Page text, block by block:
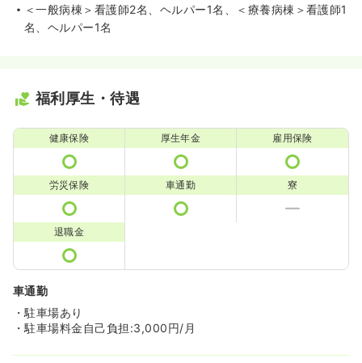
＜一般病棟＞看護師2名、ヘルパー1名、＜療養病棟＞看護師1
名、ヘルパー1名
福利厚生・待遇
健康保険 厚生年金 雇用保険
労災保険 車通勤 寮
退職金
車通勤
・駐車場あり
・駐車場料金自己負担:3,000円/月